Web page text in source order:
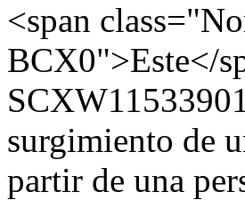
<span
BCX0">Este</
surgimiento de
partir de una